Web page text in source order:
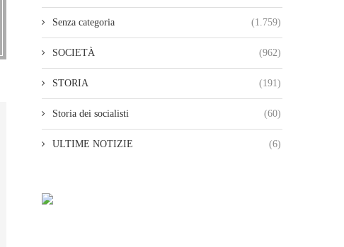
Senza categoria (1.759)
SOCIETÀ (962)
STORIA (191)
Storia dei socialisti (60)
ULTIME NOTIZIE (6)